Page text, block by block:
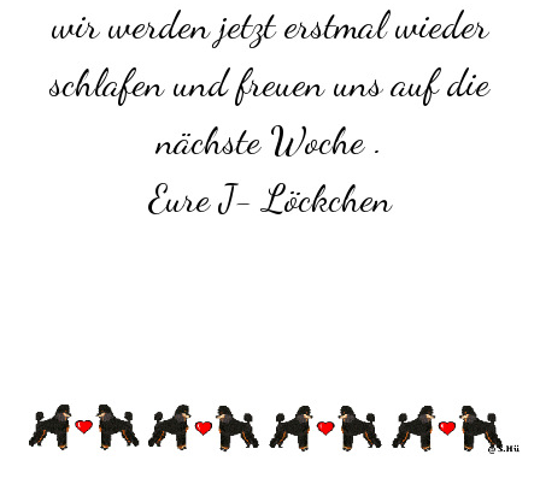
wir werden jetzt erstmal wieder
schlafen und freuen uns auf die
nächste Woche .
Eure J- Löckchen